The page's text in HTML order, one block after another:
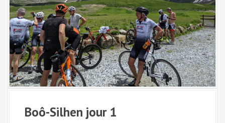
Boô-Silhen jour 1